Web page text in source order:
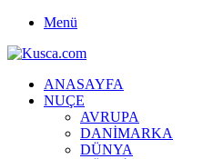
Menü
ANASAYFA
NUÇE
AVRUPA
DANİMARKA
DÜNYA